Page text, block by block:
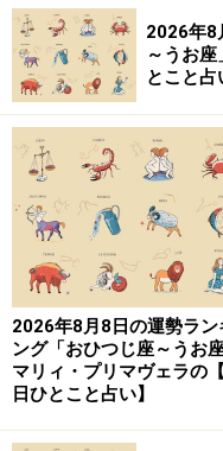
2026年8
～うお
とこと占
2026年8月8日の運勢ラン
ング「おひつじ座～うお座
マリィ・プリマヴェラの
日ひとこと占い】